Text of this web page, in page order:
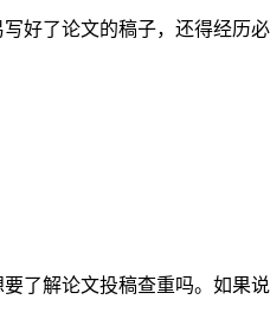
好了论文的稿子，还得经历
了解论文投稿查重吗。如果